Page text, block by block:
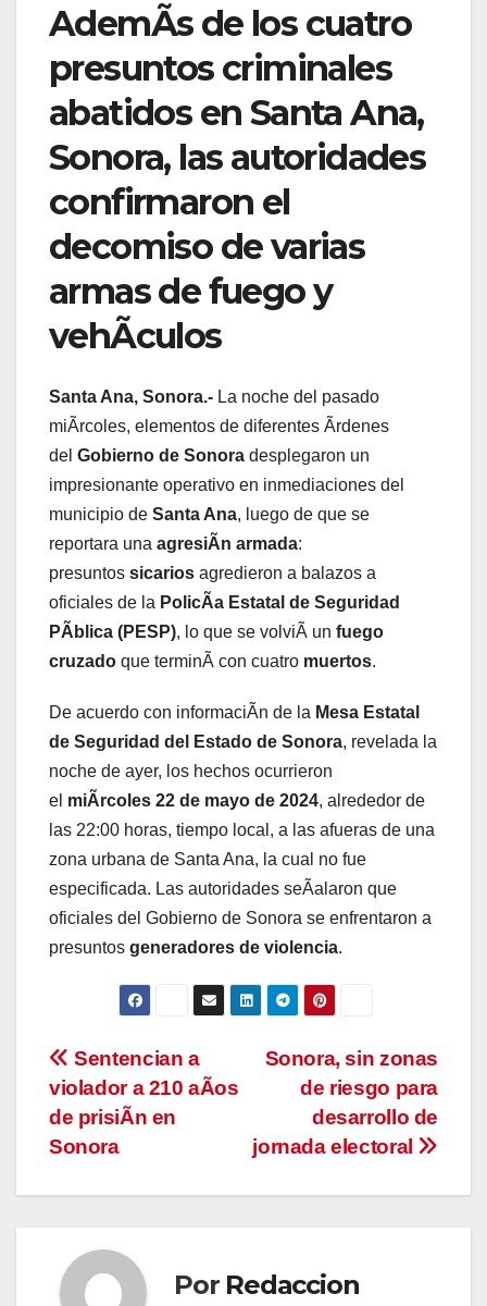
AdemÃs de los cuatro
presuntos criminales
abatidos en Santa Ana,
Sonora, las autoridades
confirmaron el
decomiso de varias
armas de fuego y
vehÃculos
Santa Ana, Sonora.- La noche del pasado
miÃrcoles, elementos de diferentes Ãrdenes
del Gobierno de Sonora desplegaron un
impresionante operativo en inmediaciones del
municipio de Santa Ana, luego de que se
reportara una agresiÃn armada:
presuntos sicarios agredieron a balazos a
oficiales de la PolicÃa Estatal de Seguridad
PÃblica (PESP), lo que se volviÃ un fuego
cruzado que terminÃ con cuatro muertos.
De acuerdo con informaciÃn de la Mesa Estatal
de Seguridad del Estado de Sonora, revelada la
noche de ayer, los hechos ocurrieron
el miÃrcoles 22 de mayo de 2024, alrededor de
las 22:00 horas, tiempo local, a las afueras de una
zona urbana de Santa Ana, la cual no fue
especificada. Las autoridades seÃalaron que
oficiales del Gobierno de Sonora se enfrentaron a
presuntos generadores de violencia.
Navegación
de
entradas
Sonora, sin zonas
de riesgo para
desarrollo de
jornada electoral
Sentencian a
violador a 210 aÃos
de prisiÃn en
Sonora
Por Redaccion